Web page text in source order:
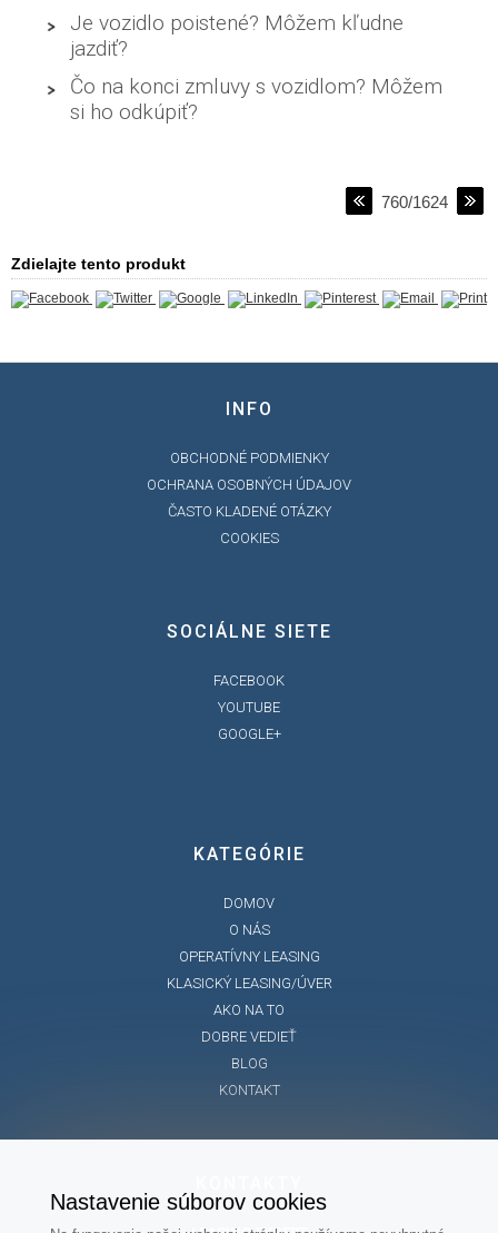
Je vozidlo poistené? Môžem kľudne
jazdiť?
Čo na konci zmluvy s vozidlom? Môžem
si ho odkúpiť?
760/1624
Zdielajte tento produkt
INFO
OBCHODNÉ PODMIENKY
OCHRANA OSOBNÝCH ÚDAJOV
ČASTO KLADENÉ OTÁZKY
COOKIES
SOCIÁLNE SIETE
FACEBOOK
YOUTUBE
GOOGLE+
KATEGÓRIE
DOMOV
O NÁS
OPERATÍVNY LEASING
KLASICKÝ LEASING/ÚVER
AKO NA TO
DOBRE VEDIEŤ
BLOG
KONTAKT
Nastavenie súborov cookies